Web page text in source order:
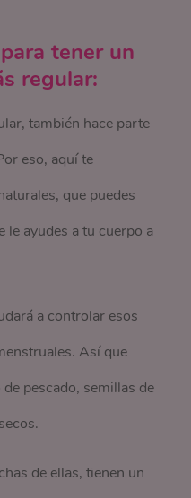
tener un
regular:
también hace parte
eso, aquí te
que puedes
le ayudes a tu cuerpo a
a controlar esos
Así que
pescado, semillas de
de ellas, tienen un